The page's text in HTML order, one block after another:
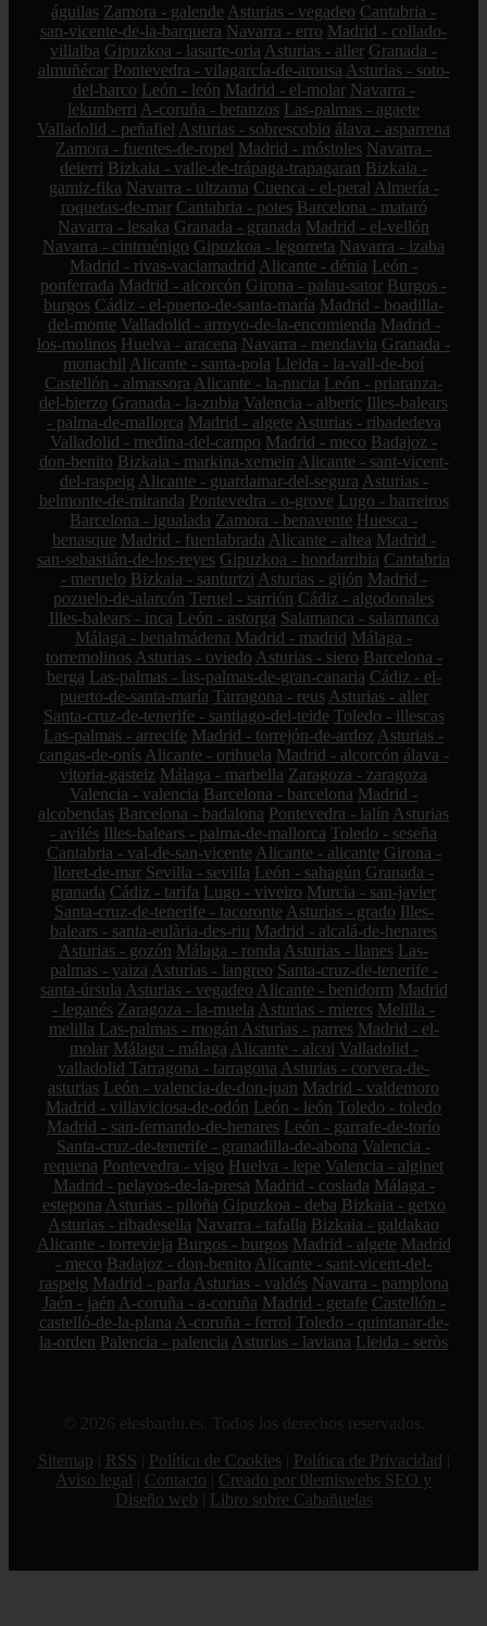
águilas Zamora - galende Asturias - vegadeo Cantabria -
san-vicente-de-la-barquera Navarra - erro Madrid - collado-
villalba Gipuzkoa - lasarte-oria Asturias - aller Granada -
almuñécar Pontevedra - vilagarcía-de-arousa Asturias - soto-
del-barco León - león Madrid - el-molar Navarra -
lekunberri A-coruña - betanzos Las-palmas - agaete
Valladolid - peñafiel Asturias - sobrescobio álava - asparrena
Zamora - fuentes-de-ropel Madrid - móstoles Navarra -
deierri Bizkaia - valle-de-trápaga-trapagaran Bizkaia -
gamiz-fika Navarra - ultzama Cuenca - el-peral Almería -
roquetas-de-mar Cantabria - potes Barcelona - mataró
Navarra - lesaka Granada - granada Madrid - el-vellón
Navarra - cintruénigo Gipuzkoa - legorreta Navarra - izaba
Madrid - rivas-vaciamadrid Alicante - dénia León -
ponferrada Madrid - alcorcón Girona - palau-sator Burgos -
burgos Cádiz - el-puerto-de-santa-maría Madrid - boadilla-
del-monte Valladolid - arroyo-de-la-encomienda Madrid -
los-molinos Huelva - aracena Navarra - mendavia Granada -
monachil Alicante - santa-pola Lleida - la-vall-de-boí
Castellón - almassora Alicante - la-nucia León - priaranza-
del-bierzo Granada - la-zubia Valencia - alberic Illes-balears
- palma-de-mallorca Madrid - algete Asturias - ribadedeva
Valladolid - medina-del-campo Madrid - meco Badajoz -
don-benito Bizkaia - markina-xemein Alicante - sant-vicent-
del-raspeig Alicante - guardamar-del-segura Asturias -
belmonte-de-miranda Pontevedra - o-grove Lugo - barreiros
Barcelona - igualada Zamora - benavente Huesca -
benasque Madrid - fuenlabrada Alicante - altea Madrid -
san-sebastián-de-los-reyes Gipuzkoa - hondarribia Cantabria
- meruelo Bizkaia - santurtzi Asturias - gijón Madrid -
pozuelo-de-alarcón Teruel - sarrión Cádiz - algodonales
Illes-balears - inca León - astorga Salamanca - salamanca
Málaga - benalmádena Madrid - madrid Málaga -
torremolinos Asturias - oviedo Asturias - siero Barcelona -
berga Las-palmas - las-palmas-de-gran-canaria Cádiz - el-
puerto-de-santa-maría Tarragona - reus Asturias - aller
Santa-cruz-de-tenerife - santiago-del-teide Toledo - illescas
Las-palmas - arrecife Madrid - torrejón-de-ardoz Asturias -
cangas-de-onís Alicante - orihuela Madrid - alcorcón álava -
vitoria-gasteiz Málaga - marbella Zaragoza - zaragoza
Valencia - valencia Barcelona - barcelona Madrid -
alcobendas Barcelona - badalona Pontevedra - lalín Asturias
- avilés Illes-balears - palma-de-mallorca Toledo - seseña
Cantabria - val-de-san-vicente Alicante - alicante Girona -
lloret-de-mar Sevilla - sevilla León - sahagún Granada -
granada Cádiz - tarifa Lugo - viveiro Murcia - san-javier
Santa-cruz-de-tenerife - tacoronte Asturias - grado Illes-
balears - santa-eulària-des-riu Madrid - alcalá-de-henares
Asturias - gozón Málaga - ronda Asturias - llanes Las-
palmas - yaiza Asturias - langreo Santa-cruz-de-tenerife -
santa-úrsula Asturias - vegadeo Alicante - benidorm Madrid
- leganés Zaragoza - la-muela Asturias - mieres Melilla -
melilla Las-palmas - mogán Asturias - parres Madrid - el-
molar Málaga - málaga Alicante - alcoi Valladolid -
valladolid Tarragona - tarragona Asturias - corvera-de-
asturias León - valencia-de-don-juan Madrid - valdemoro
Madrid - villaviciosa-de-odón León - león Toledo - toledo
Madrid - san-fernando-de-henares León - garrafe-de-torío
Santa-cruz-de-tenerife - granadilla-de-abona Valencia -
requena Pontevedra - vigo Huelva - lepe Valencia - alginet
Madrid - pelayos-de-la-presa Madrid - coslada Málaga -
estepona Asturias - piloña Gipuzkoa - deba Bizkaia - getxo
Asturias - ribadesella Navarra - tafalla Bizkaia - galdakao
Alicante - torrevieja Burgos - burgos Madrid - algete Madrid
- meco Badajoz - don-benito Alicante - sant-vicent-del-
raspeig Madrid - parla Asturias - valdés Navarra - pamplona
Jaén - jaén A-coruña - a-coruña Madrid - getafe Castellón -
castelló-de-la-plana A-coruña - ferrol Toledo - quintanar-de-
la-orden Palencia - palencia Asturias - laviana Lleida - seròs
© 2026 elesbardu.es. Todos los derechos reservados.
Sitemap
RSS Política de Cookies Política de Privacidad
Aviso legal
Contacto
Creado por 0lemiswebs SEO y
Diseño web
Libro sobre Cabañuelas